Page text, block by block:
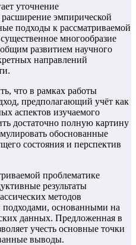
уточнение
расширение эмпирической
подходы к рассматриваемой
многообразие
развитием научного
направлений
что в рамках работы
предполагающий учёт как
аспектов изучаемого
достаточно полную картину
обоснованные
состояния и перспектив
проблематике
результаты
методов
подходами, основанными на
данных. Предложенная в
учесть основные точки
выводы.